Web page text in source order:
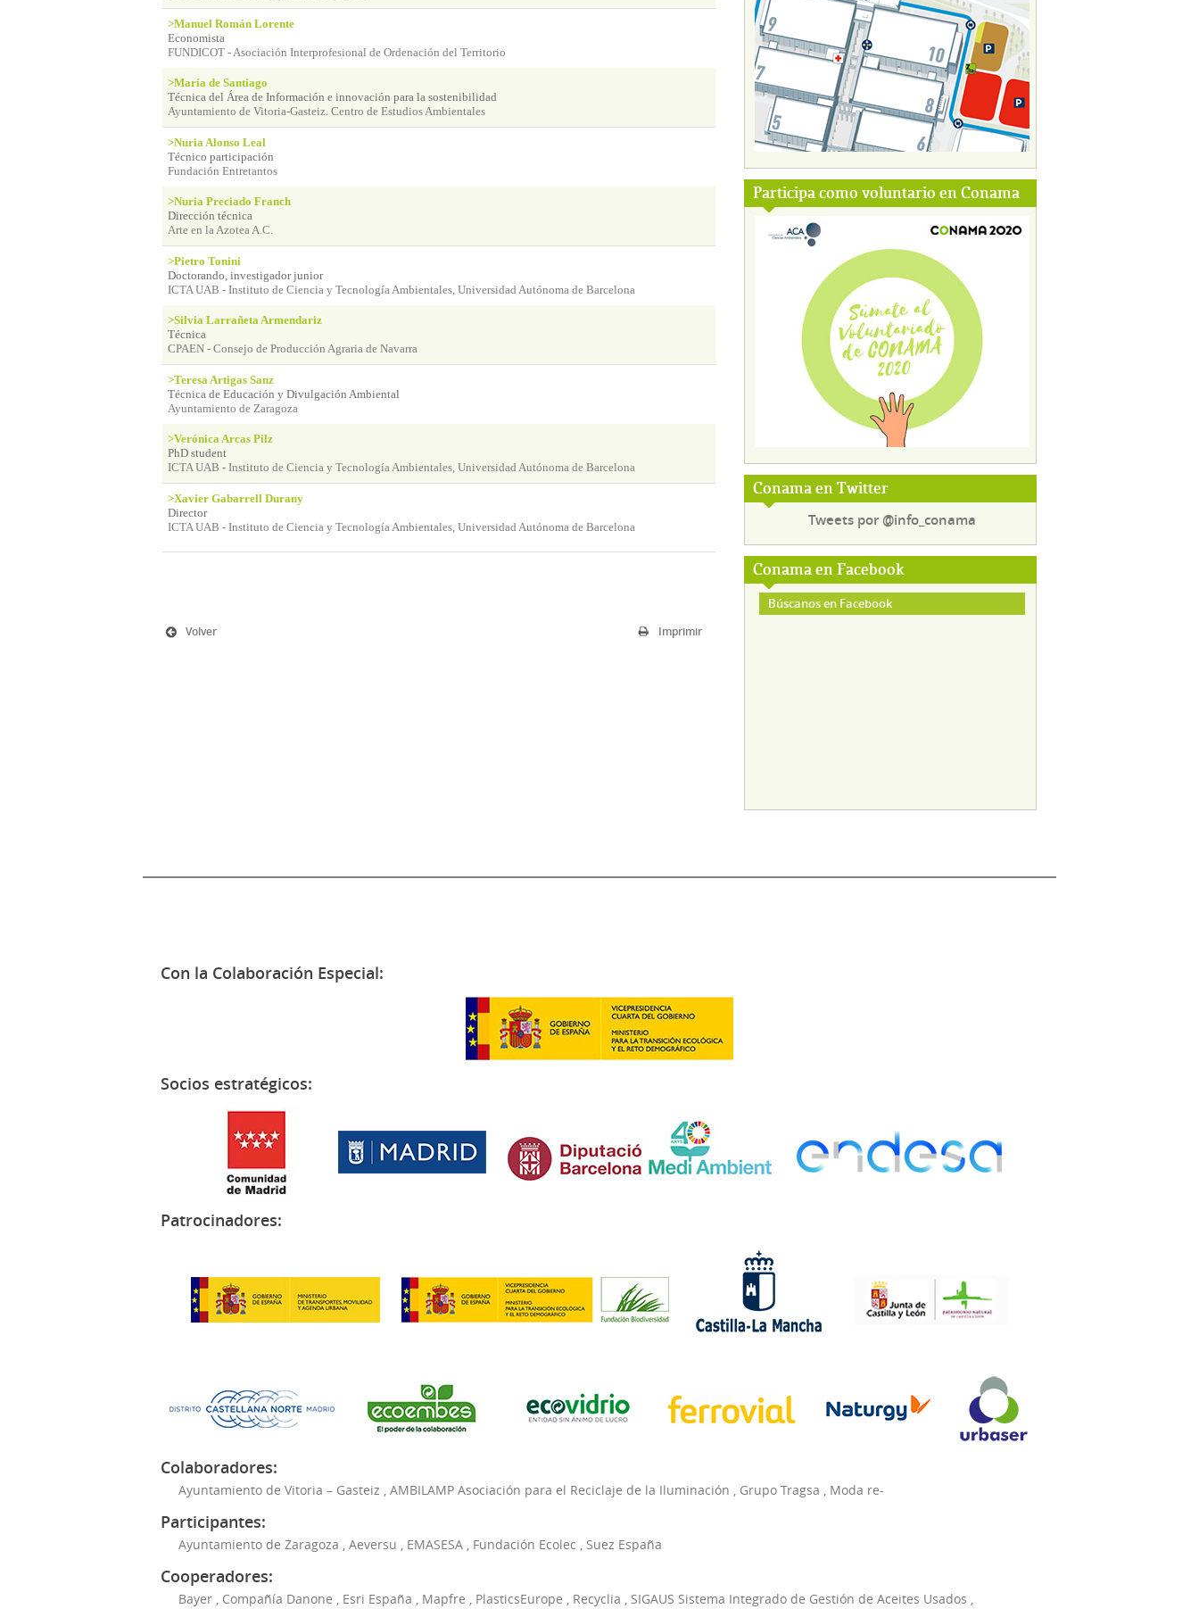
Participa como voluntario en Conama
Conama en Twitter
Tweets por @info_conama
Conama en Facebook
Búscanos en Facebook
>Manuel Román Lorente
Economista
FUNDICOT - Asociación Interprofesional de Ordenación del Territorio
>María de Santiago
Técnica del Área de Información e innovación para la sostenibilidad
Ayuntamiento de Vitoria-Gasteiz. Centro de Estudios Ambientales
>Nuria Alonso Leal
Técnico participación
Fundación Entretantos
>Nuria Preciado Franch
Dirección técnica
Arte en la Azotea A.C.
>Pietro Tonini
Doctorando, investigador junior
ICTA UAB - Instituto de Ciencia y Tecnología Ambientales, Universidad Autónoma de Barcelona
>Silvia Larrañeta Armendariz
Técnica
CPAEN - Consejo de Producción Agraria de Navarra
>Teresa Artigas Sanz
Técnica de Educación y Divulgación Ambiental
Ayuntamiento de Zaragoza
>Verónica Arcas Pilz
PhD student
ICTA UAB - Instituto de Ciencia y Tecnología Ambientales, Universidad Autónoma de Barcelona
>Xavier Gabarrell Durany
Director
ICTA UAB - Instituto de Ciencia y Tecnología Ambientales, Universidad Autónoma de Barcelona
Imprimir
Volver
Con la Colaboración Especial:
Socios estratégicos:
Patrocinadores:
Colaboradores:
Ayuntamiento de Vitoria – Gasteiz AMBILAMP Asociación para el Reciclaje de la Iluminación Grupo Tragsa Moda re-
Participantes:
Ayuntamiento de Zaragoza Aeversu EMASESA Fundación Ecolec Suez España
Cooperadores:
Bayer Compañía Danone Esri España Mapfre PlasticsEurope Recyclia SIGAUS Sistema Integrado de Gestión de Aceites Usados